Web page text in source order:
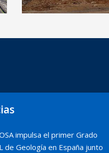
Alcantarí
impulsa el primer Grado
de Geología en España junto